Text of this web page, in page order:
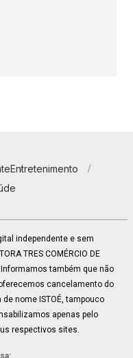
Entretenimento
independente e sem
TRES COMÉRCIO DE
Informamos também que não
cancelamento do
nome ISTOÉ, tampouco
apenas pelo
respectivos sites.